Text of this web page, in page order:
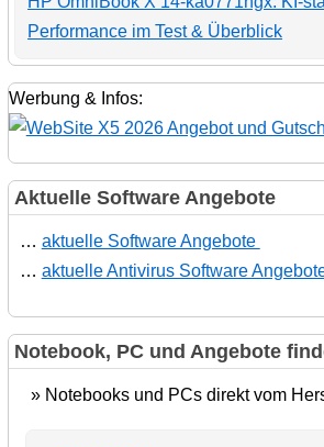
Performance im Test & Überblick
Werbung & Infos:
Aktuelle Software Angebote
… aktuelle Software Angebote
… aktuelle Antivirus Software
Notebook, PC und Angebote
» Notebooks und PCs direkt vom